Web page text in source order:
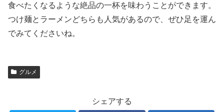
食べたくなるような絶品の一杯を味わうことができます。
つけ麺とラーメンどちらも人気があるので、ぜひ足を運ん
でみてくださいね。
グルメ
シェアする